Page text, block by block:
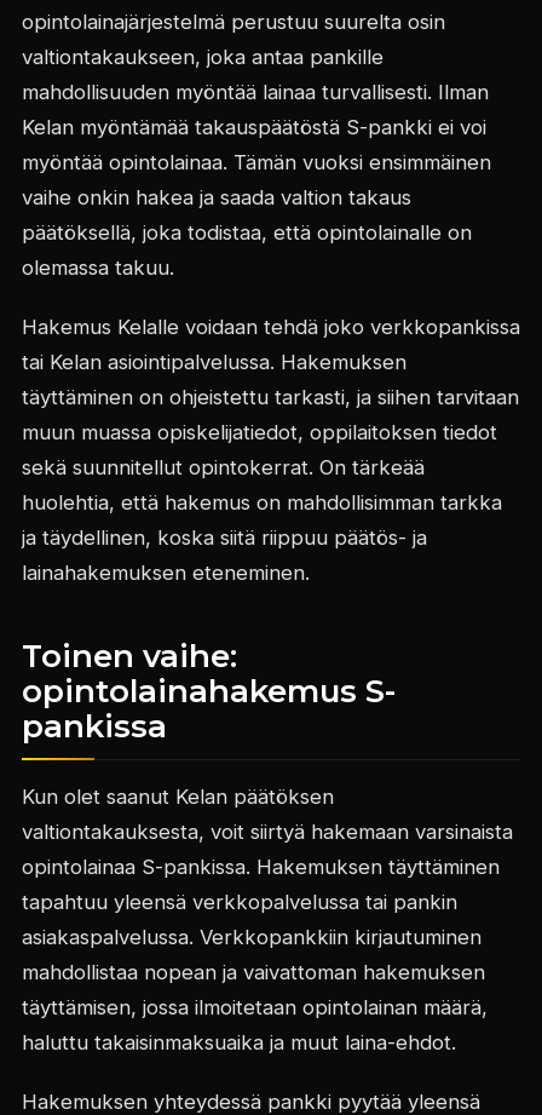
opintolainajärjestelmä perustuu suurelta osin
valtiontakaukseen, joka antaa pankille
mahdollisuuden myöntää lainaa turvallisesti. Ilman
Kelan myöntämää takauspäätöstä S-pankki ei voi
myöntää opintolainaa. Tämän vuoksi ensimmäinen
vaihe onkin hakea ja saada valtion takaus
päätöksellä, joka todistaa, että opintolainalle on
olemassa takuu.
Hakemus Kelalle voidaan tehdä joko verkkopankissa
tai Kelan asiointipalvelussa. Hakemuksen
täyttäminen on ohjeistettu tarkasti, ja siihen tarvitaan
muun muassa opiskelijatiedot, oppilaitoksen tiedot
sekä suunnitellut opintokerrat. On tärkeää
huolehtia, että hakemus on mahdollisimman tarkka
ja täydellinen, koska siitä riippuu päätös- ja
lainahakemuksen eteneminen.
Toinen vaihe:
opintolainahakemus S-
pankissa
Kun olet saanut Kelan päätöksen
valtiontakauksesta, voit siirtyä hakemaan varsinaista
opintolainaa S-pankissa. Hakemuksen täyttäminen
tapahtuu yleensä verkkopalvelussa tai pankin
asiakaspalvelussa. Verkkopankkiin kirjautuminen
mahdollistaa nopean ja vaivattoman hakemuksen
täyttämisen, jossa ilmoitetaan opintolainan määrä,
haluttu takaisinmaksuaika ja muut laina-ehdot.
Hakemuksen yhteydessä pankki pyytää yleensä